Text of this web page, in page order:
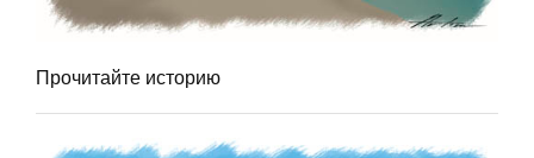
Прочитайте историю